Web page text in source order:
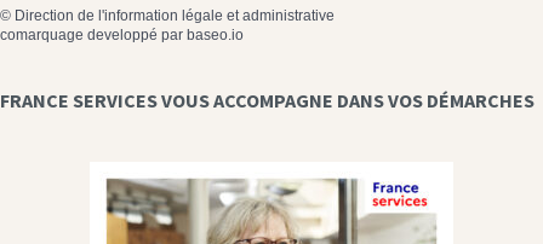
© Direction de l'information légale et administrative
comarquage developpé par baseo.io
FRANCE SERVICES VOUS ACCOMPAGNE DANS VOS DÉMARCHES